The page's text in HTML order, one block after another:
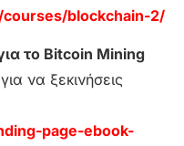
blockchain-2/
το Bitcoin Mining
να ξεκινήσεις
page-ebook-